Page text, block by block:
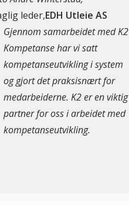
leder,EDH Utleie AS
Gjennom samarbeidet med K2
Kompetanse har vi satt
kompetanseutvikling i system
og gjort det praksisnært for
medarbeiderne. K2 er en viktig
partner for oss i arbeidet med
kompetanseutvikling.